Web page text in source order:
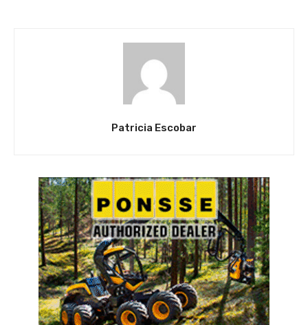
Patricia Escobar